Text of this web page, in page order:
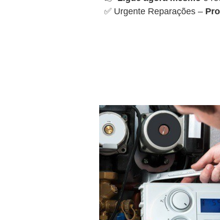
✅ Urgente Reparações –